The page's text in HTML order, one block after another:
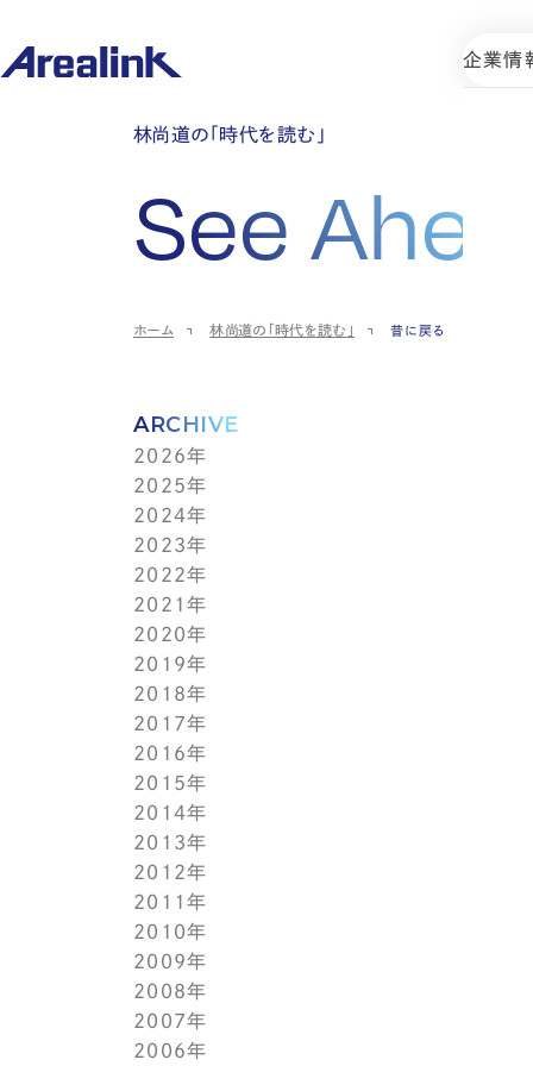
企業情
林尚道の「時代を読む」
See Ahead
ホーム 林尚道の「時代を読む」 昔に戻る
ARCHIVE
2026年
7月(1)
6月(1)
5月(1)
4月(1)
3月(1)
2月(1)
1月(1)
2025年
12月(1)
11月(1)
10月(1)
9月(1)
8月(1)
7月(1)
6月(1)
5月(1)
4月(1)
3月(1)
2月(1)
1月(2)
2024年
11月(1)
10月(1)
9月(1)
8月(1)
7月(1)
6月(1)
5月(1)
4月(1)
3月(1)
2月(1)
1月(2)
2023年
11月(1)
10月(1)
9月(1)
8月(1)
7月(1)
6月(1)
5月(1)
4月(1)
3月(1)
2月(1)
1月(2)
2022年
11月(1)
10月(1)
9月(1)
8月(1)
7月(1)
6月(1)
5月(1)
4月(1)
3月(2)
1月(2)
2021年
11月(1)
10月(1)
9月(1)
8月(1)
7月(1)
6月(1)
5月(1)
4月(1)
3月(1)
2月(1)
1月(2)
2020年
11月(2)
9月(2)
7月(1)
6月(2)
5月(2)
4月(3)
3月(2)
2月(1)
2019年
12月(2)
10月(1)
9月(2)
7月(1)
6月(2)
4月(1)
3月(1)
2月(1)
1月(1)
2018年
12月(1)
11月(1)
10月(1)
9月(2)
8月(1)
7月(1)
5月(1)
4月(1)
3月(1)
2月(1)
1月(1)
2017年
12月(1)
11月(1)
10月(1)
9月(1)
8月(1)
7月(1)
6月(1)
5月(1)
4月(1)
3月(1)
2月(1)
2016年
12月(1)
11月(1)
10月(1)
9月(1)
8月(1)
7月(1)
6月(1)
5月(1)
4月(1)
3月(1)
2015年
12月(1)
11月(1)
10月(1)
9月(1)
8月(1)
7月(1)
6月(1)
5月(1)
4月(1)
2014年
12月(1)
11月(1)
10月(1)
9月(1)
8月(1)
7月(1)
6月(1)
5月(1)
2013年
12月(1)
11月(1)
10月(1)
9月(1)
8月(1)
7月(1)
6月(1)
2012年
12月(1)
11月(1)
10月(1)
9月(1)
8月(1)
7月(1)
2011年
12月(1)
11月(1)
10月(1)
9月(1)
8月(1)
2010年
12月(1)
11月(1)
10月(1)
9月(1)
2009年
12月(1)
11月(1)
10月(1)
2008年
12月(1)
11月(1)
2007年
12月(1)
2006年